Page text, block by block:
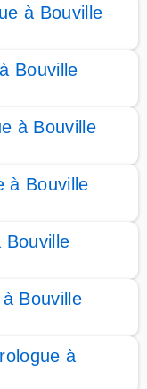
à Bouville
Bouville
à Bouville
à Bouville
Bouville
Bouville
à